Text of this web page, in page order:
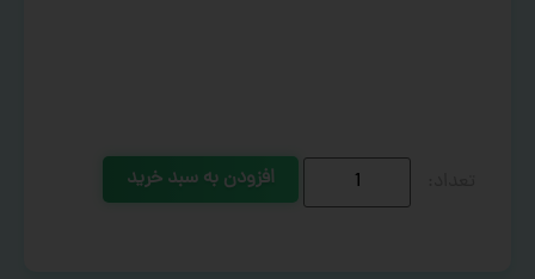
افزودن به سبد خرید